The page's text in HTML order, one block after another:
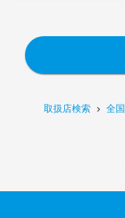
取扱店検索 全国